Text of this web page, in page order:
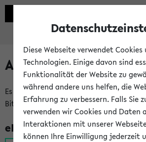
Anmeldung am eKVV
Es gibt mehrere Möglichkeiten zur
Bitte wählen Sie die für Sie richtige aus:
eKVV für Studierende
Diese Webseite verwendet
Technologien. Einige davon sind
Funktionalität der Website zu
während andere uns helfen, die
Erfahrung zu verbessern. Falls Sie
verwenden wir Cookies und Daten
Interaktionen mit unserer
können Ihre Einwilligung jederzeit